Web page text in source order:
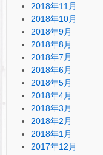
2018年11月
2018年10月
2018年9月
2018年8月
2018年7月
2018年6月
2018年5月
2018年4月
2018年3月
2018年2月
2018年1月
2017年12月